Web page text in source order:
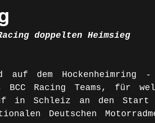
doppelten Heimsieg
auf dem Hockenheimring
Racing Teams, für
in Schleiz an den
Deutschen